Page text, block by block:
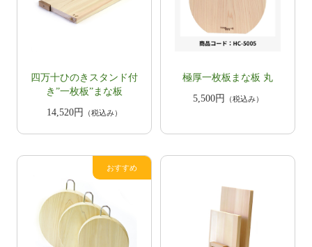
四万十ひのきスタンド付
き”一枚板”まな板
14,520円
（税込み）
極厚一枚板まな板 丸
5,500円
（税込み）